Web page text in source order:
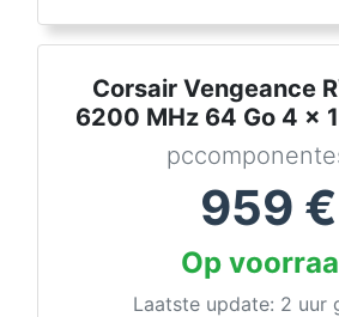
Corsair Vengeance
6200 MHz 64 Go 4 x
959 €
Op
Laatste update: 2 uur